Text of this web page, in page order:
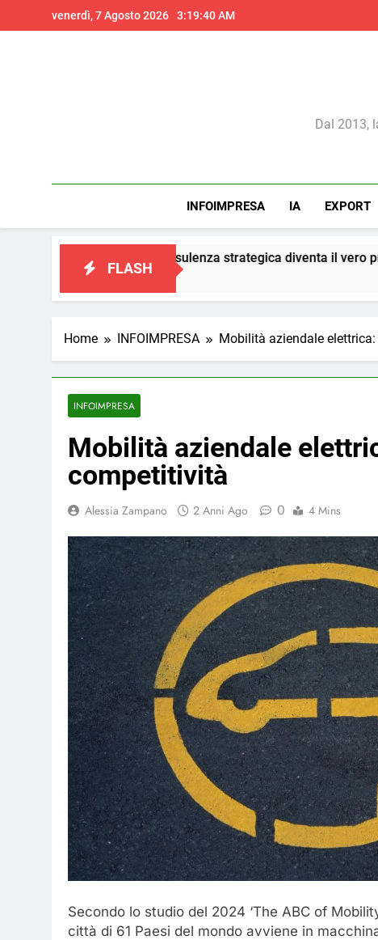
to
venerdì, 7 Agosto 2026 3:19:42 AM
Il
Dal 2013,
INFOIMPRESA IA EXPORT
FLASH
la consulenza strategica diventa il vero presidio di
Home INFOIMPRESA Mobilità aziendale
INFOIMPRESA
Mobilità aziendale
competitività
Alessia Zampano 2 Anni Ago 0 4 Mins
Secondo lo studio del 2024 ‘The ABC of
città di 61 Paesi del mondo avviene in